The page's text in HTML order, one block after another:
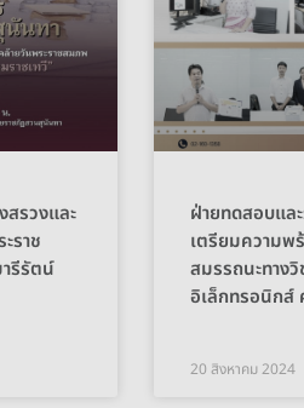
สรวงและ
ราช
รีรัตน์
ฝ่ายทดสอบแล
เตรียมความพ
สมรรถนะทาง
อิเล็กทรอนิกส์
20 สิงหาคม 2024